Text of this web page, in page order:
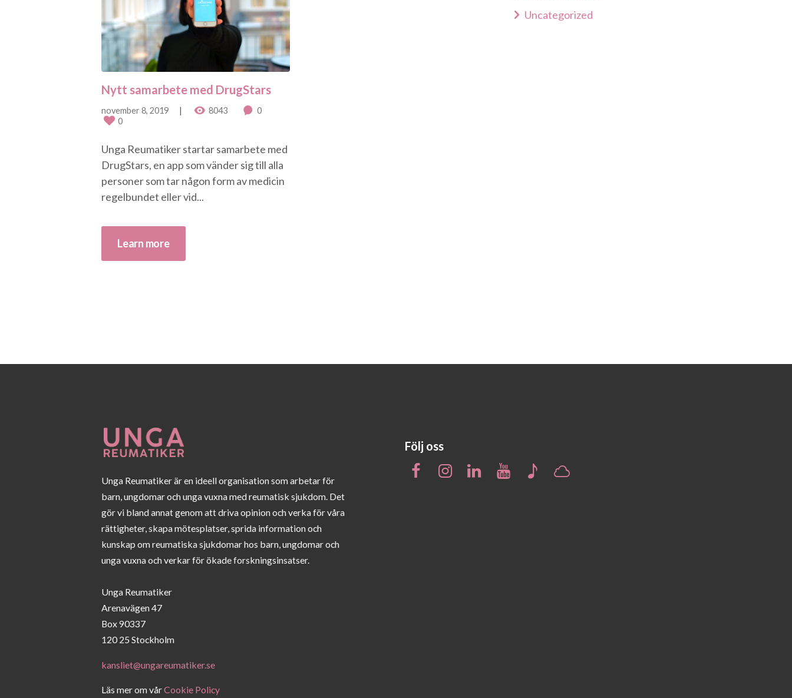
Nytt samarbete med DrugStars
november 8, 2019 8043
0
0
Unga Reumatiker startar samarbete med
DrugStars, en app som vänder sig till alla
personer som tar någon form av medicin
regelbundet eller vid...
Learn more
Uncategorized
Unga Reumatiker är en ideell organisation som arbetar för
barn, ungdomar och unga vuxna med reumatisk sjukdom. Det
gör vi bland annat genom att driva opinion och verka för våra
rättigheter, skapa mötesplatser, sprida information och
kunskap om reumatiska sjukdomar hos barn, ungdomar och
unga vuxna och verkar för ökade forskningsinsatser.
Unga Reumatiker
Arenavägen 47
Box 90337
120 25 Stockholm
kansliet@ungareumatiker.se
Läs mer om vårCookie Policy
Följ oss